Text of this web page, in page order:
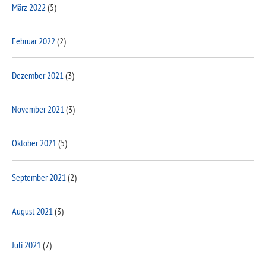
März 2022 (5)
Februar 2022 (2)
Dezember 2021 (3)
November 2021 (3)
Oktober 2021(5)
September 2021 (2)
August 2021(3)
Juli 2021(7)